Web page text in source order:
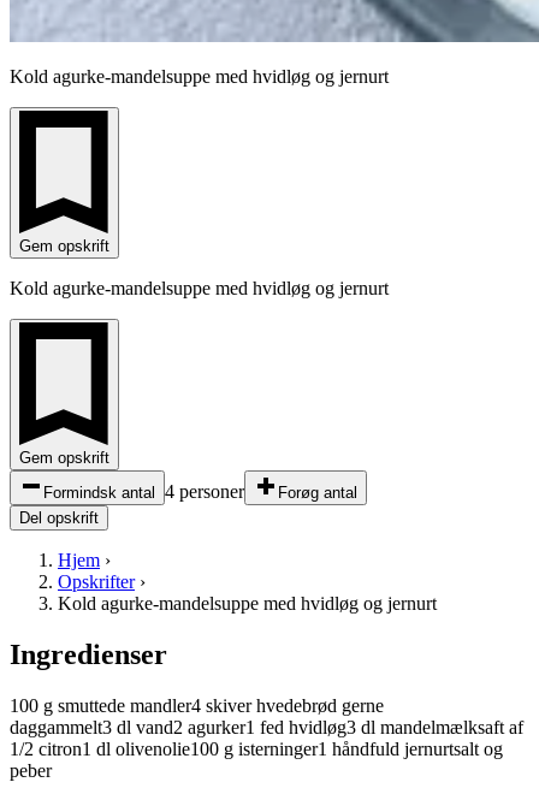
Kold agurke-mandelsuppe med hvidløg og jernurt
Gem opskrift
Kold agurke-mandelsuppe med hvidløg og jernurt
Gem opskrift
Formindsk antal
4 personer
Forøg antal
Del opskrift
Hjem ›
Opskrifter›
Kold agurke-mandelsuppe med hvidløg og jernurt
Ingredienser
100 g smuttede mandler4 skiver hvedebrød gerne
daggammelt3 dl vand2 agurker1 fed hvidløg3 dl mandelmælksaft af
1/2 citron1 dl olivenolie100 g isterninger1 håndfuld jernurtsalt og
peber